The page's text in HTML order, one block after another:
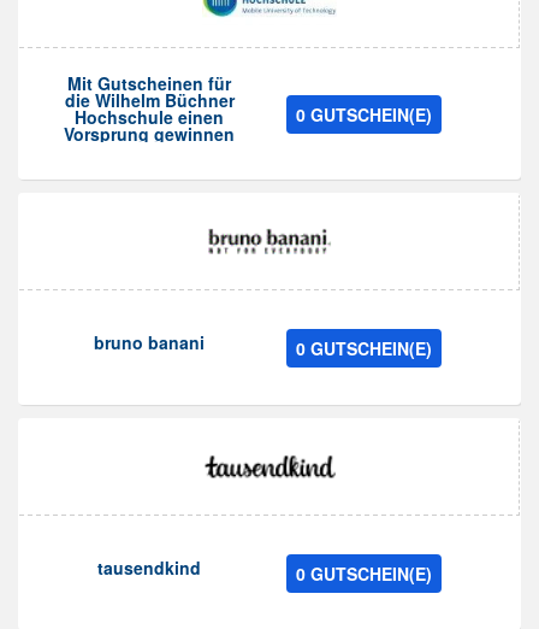
Mit Gutscheinen für
die Wilhelm Büchner
Hochschule einen
Vorsprung gewinnen
0 GUTSCHEIN(E)
bruno banani 0 GUTSCHEIN(E)
tausendkind 0 GUTSCHEIN(E)